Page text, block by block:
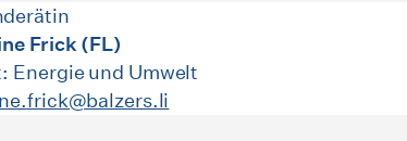
Frick (FL)
Energie und Umwelt